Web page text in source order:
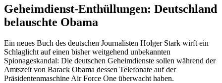
Geheimdienst-Enthüllungen: Deutschland
belauschte Obama
Ein neues Buch des deutschen Journalisten Holger Stark wirft ein
Schlaglicht auf einen bisher weitgehend unbekannten
Spionageskandal: Die deutschen Geheimdienste sollen während der
Amtszeit von Barack Obama dessen Telefonate auf der
Präsidentenmaschine Air Force One überwacht haben.